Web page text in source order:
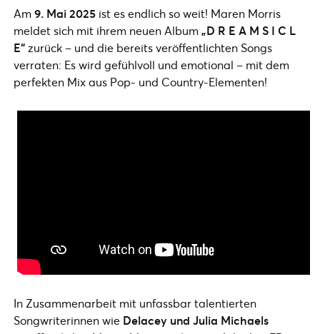
Am9. Mai 2025 ist es endlich so weit! Maren Morris
meldet sich mit ihrem neuen Album„D R E A M S I C L
E“zurück – und die bereits veröffentlichten Songs
verraten: Es wird gefühlvoll und emotional – mit dem
perfekten Mix aus Pop- und Country-Elementen!
In Zusammenarbeit mit unfassbar talentierten
Songwriterinnen wie Delacey und Julia Michaels